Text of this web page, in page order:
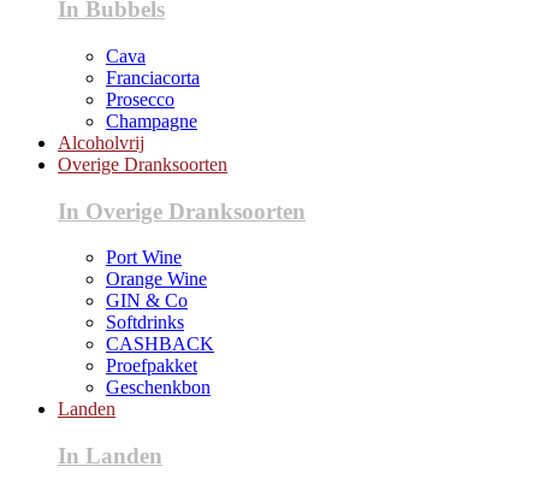
In Bubbels
Cava
Franciacorta
Prosecco
Champagne
Alcoholvrij
Overige Dranksoorten
In Overige Dranksoorten
Port Wine
Orange Wine
GIN & Co
Softdrinks
CASHBACK
Proefpakket
Geschenkbon
Landen
In Landen